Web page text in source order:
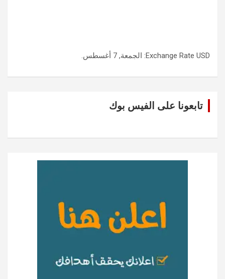
Exchange Rate USD : الجمعة, 7 أغسطس.
تابعونا على الفيس بوك